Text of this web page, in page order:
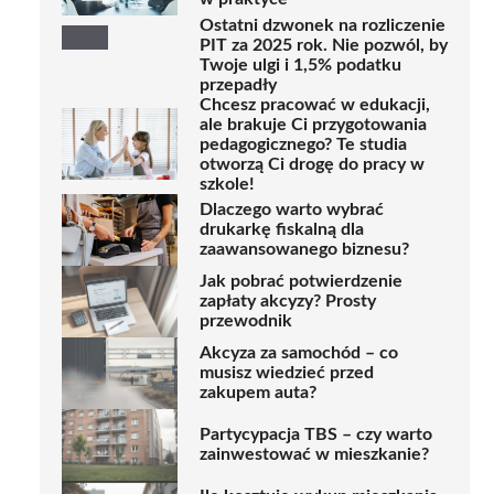
Ostatni dzwonek na rozliczenie
PIT za 2025 rok. Nie pozwól, by
Twoje ulgi i 1,5% podatku
przepadły
Chcesz pracować w edukacji,
ale brakuje Ci przygotowania
pedagogicznego? Te studia
otworzą Ci drogę do pracy w
szkole!
Dlaczego warto wybrać
drukarkę fiskalną dla
zaawansowanego biznesu?
Jak pobrać potwierdzenie
zapłaty akcyzy? Prosty
przewodnik
Akcyza za samochód – co
musisz wiedzieć przed
zakupem auta?
Partycypacja TBS – czy warto
zainwestować w mieszkanie?